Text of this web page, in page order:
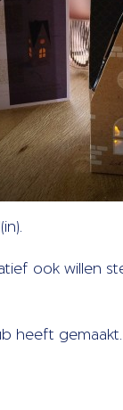
ook willen
heeft gemaakt.